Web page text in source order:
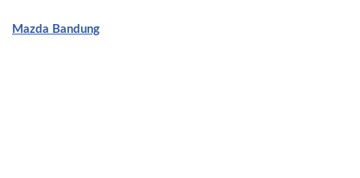
Mazda Bandung